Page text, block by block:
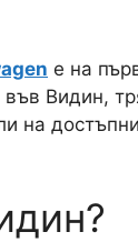
е на
Видин,
на